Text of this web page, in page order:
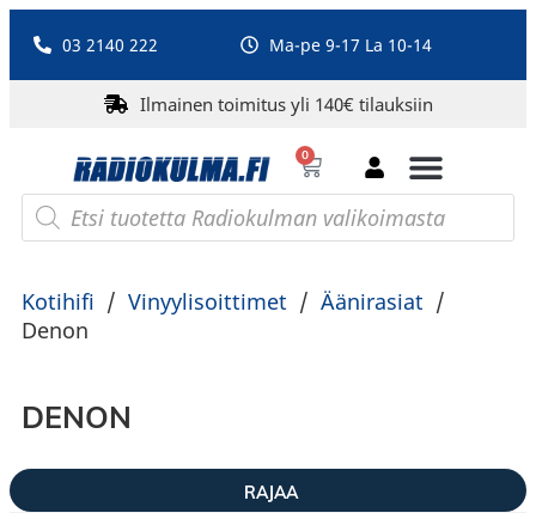
03 2140 222 Ma-pe 9-17 La 10-14
Ilmainen toimitus yli 140€ tilauksiin
0
Kotihifi / Vinyylisoittimet / Äänirasiat /
Denon
DENON
RAJAA